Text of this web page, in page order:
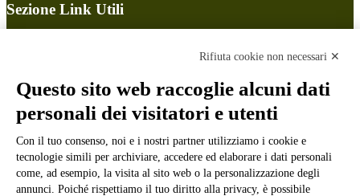
Sezione Link Utili
Ufficio Relazioni con il Pubblico
Dichiarazione di accessibilità
Obiettivi di accessibilità
Gestione consensi cookie
Amministrazione trasparente
Pagina visualizzata
520 volte
Rifiuta cookie non necessari ✕
Questo sito web raccoglie alcuni dati
personali dei visitatori e utenti
Con il tuo consenso, noi e i nostri partner utilizziamo i cookie e
tecnologie simili per archiviare, accedere ed elaborare i dati personali
come, ad esempio, la visita al sito web o la personalizzazione degli
annunci. Poiché rispettiamo il tuo diritto alla privacy, è possibile